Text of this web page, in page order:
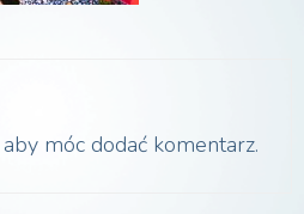
aby móc dodać komentarz.